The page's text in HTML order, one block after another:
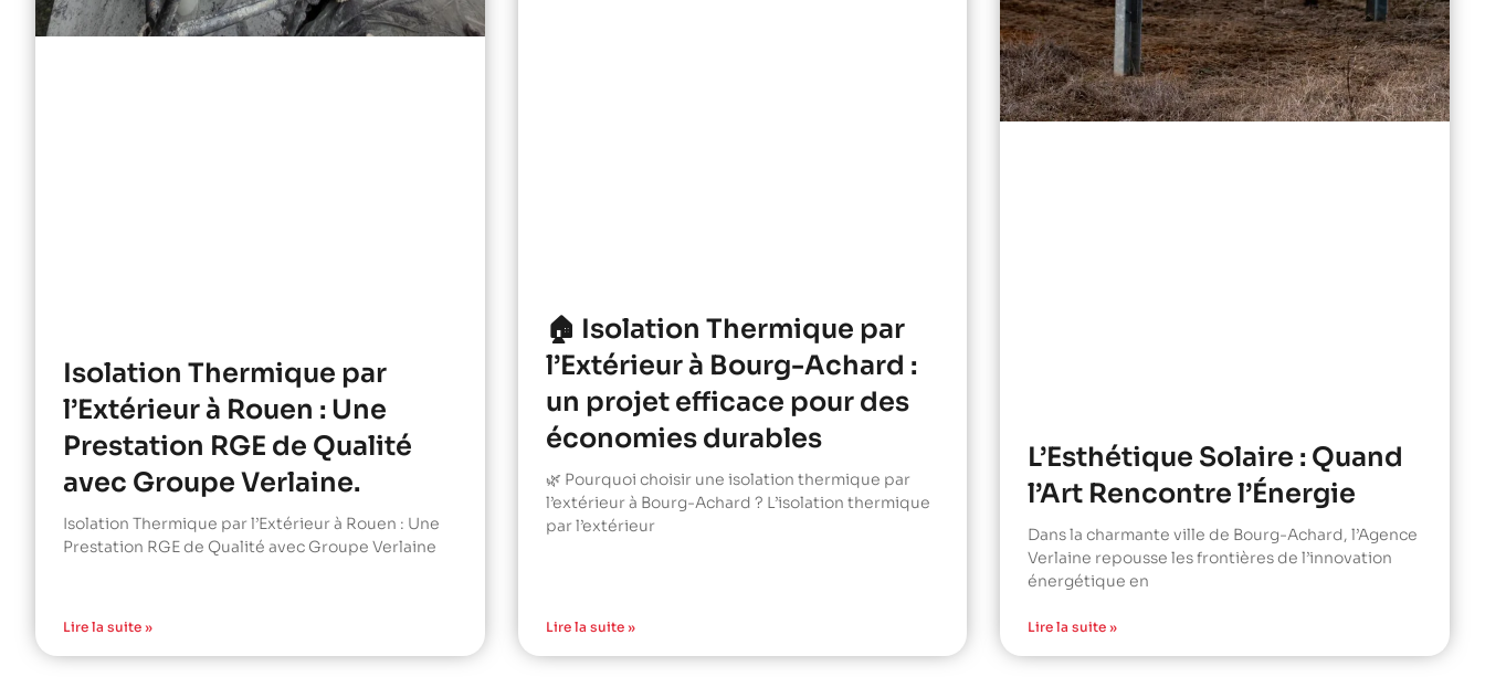
Isolation Thermique par
l’Extérieur à Rouen : Une
Prestation RGE de Qualité
avec Groupe Verlaine.
Isolation Thermique par l’Extérieur à Rouen : Une
Prestation RGE de Qualité avec Groupe Verlaine
Lire la suite »
🏠 Isolation Thermique par
l’Extérieur à Bourg-Achard :
un projet efficace pour des
économies durables
🌿 Pourquoi choisir une isolation thermique par
l’extérieur à Bourg-Achard ? L’isolation thermique
par l’extérieur
Lire la suite »
L’Esthétique Solaire : Quand
l’Art Rencontre l’Énergie
Dans la charmante ville de Bourg-Achard, l’Agence
Verlaine repousse les frontières de l’innovation
énergétique en
Lire la suite »